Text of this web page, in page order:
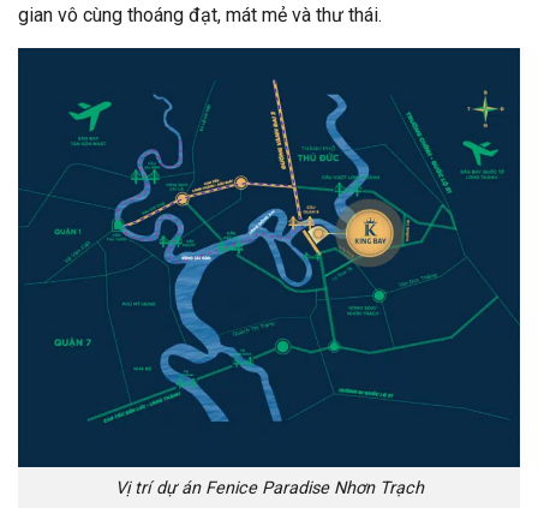
gian vô cùng thoáng đạt, mát mẻ và thư thái.
Vị trí dự án Fenice Paradise Nhơn Trạch